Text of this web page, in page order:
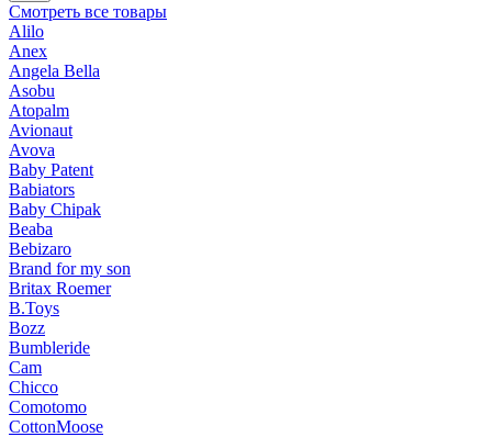
Смотреть все товары
Alilo
Anex
Angela Bella
Asobu
Atopalm
Avionaut
Avova
Baby Patent
Babiators
Baby Chipak
Beaba
Bebizaro
Brand for my son
Britax Roemer
B.Toys
Bozz
Bumbleride
Cam
Chicco
Comotomo
CottonMoose